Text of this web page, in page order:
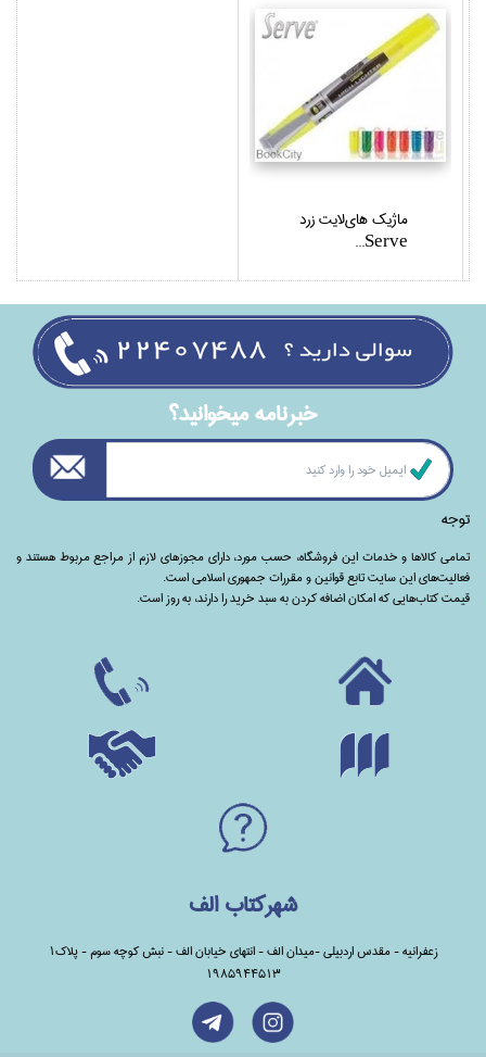
ماژيك هاي‌لايت زرد
Serve...
خبرنامه ميخوانيد؟
توجه
تمامی‌ کالاها و خدمات این فروشگاه، حسب مورد،‌ دارای مجوزهای لازم از مراجع مربوط هستند ‌و‌‌
فعالیت‌های این سایت تابع قوانین و مقررات جمهوری اسلامی است.
قیمت کتاب‌هایی که امکان اضافه کردن به سبد خرید را دارند،‌ به روز است.
شهرکتاب الف
زعفرانیه - مقدس اردبیلی -میدان الف - انتهای خیابان الف - نبش کوچه سوم - پلاک1
1985944513